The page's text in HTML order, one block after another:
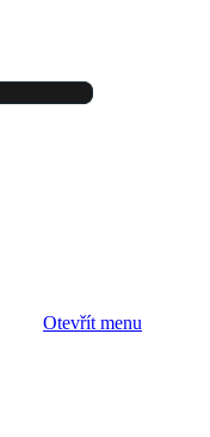
Otevřít menu